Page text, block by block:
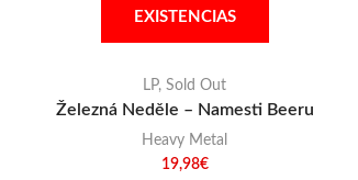
EXISTENCIAS
LP, Sold Out
Železná Neděle – Namesti Beeru
Heavy Metal
19,98€